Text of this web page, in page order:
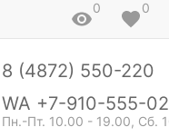
0 0
8 (4872) 550-220
WA +7-910-555-
Пн.-Пт. 10.00 - 19.00, Сб.